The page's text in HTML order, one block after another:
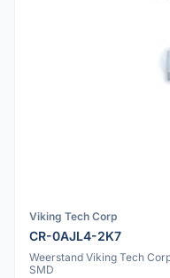
Viking Tech Corp
CR-0AJL4-2K7
Weerstand Viking Tech
SMD